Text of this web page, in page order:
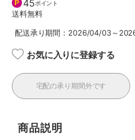
45ポイント
送料無料
配送承り期間：2026/04/03～
お気に入りに登録する
宅配の承り期間外です
商品説明